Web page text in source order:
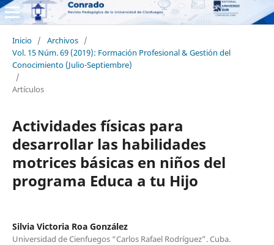
Inicio / Archivos /
Vol. 15 Núm. 69 (2019): Formación Profesional & Gestión del
Conocimiento (Julio-Septiembre)
/
Artículos
Actividades físicas para
desarrollar las habilidades
motrices básicas en niños del
programa Educa a tu Hijo
Silvia Victoria Roa González
Universidad de Cienfuegos “Carlos Rafael Rodríguez”. Cuba.